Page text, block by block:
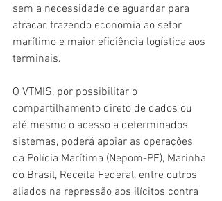
sem a necessidade de aguardar para
atracar, trazendo economia ao setor
marítimo e maior eficiência logística aos
terminais.
O VTMIS, por possibilitar o
compartilhamento direto de dados ou
até mesmo o acesso a determinados
sistemas, poderá apoiar as operações
da Polícia Marítima (Nepom-PF), Marinha
do Brasil, Receita Federal, entre outros
aliados na repressão aos ilícitos contra